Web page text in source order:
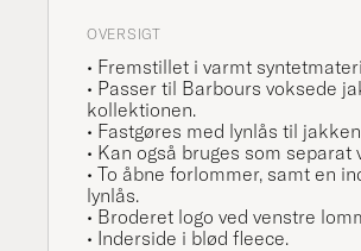
OVERSIGT
• Fremstillet i varmt
• Passer til Barbours voksede
kollektionen.
• Fastgøres med lynlås til
• Kan også bruges som separat
• To åbne forlommer, samt en
lynlås.
• Broderet logo ved venstre
• Inderside i blød fleece.